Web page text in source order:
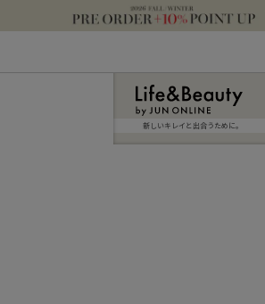
新しいキレイと出合うために。